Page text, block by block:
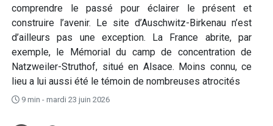
comprendre le passé pour éclairer le présent et
construire l’avenir. Le site d’Auschwitz-Birkenau n’est
d’ailleurs pas une exception. La France abrite, par
exemple, le Mémorial du camp de concentration de
Natzweiler-Struthof, situé en Alsace. Moins connu, ce
lieu a lui aussi été le témoin de nombreuses atrocités
9 min - mardi 23 juin 2026